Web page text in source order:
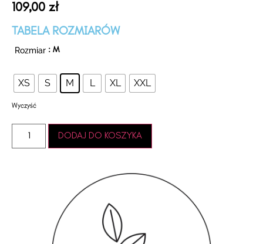
109,00 zł
TABELA ROZMIARÓW
Rozmiar : M
XS S M L XL XXL
Wyczyść
DODAJ DO KOSZYKA